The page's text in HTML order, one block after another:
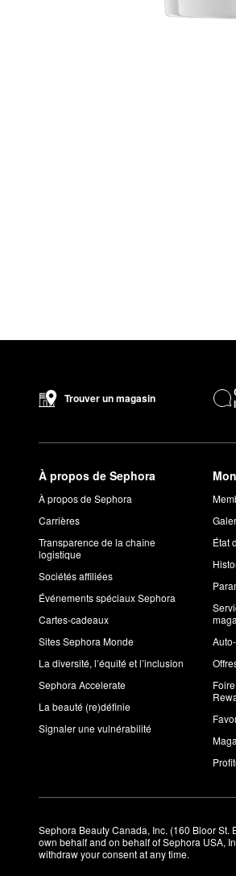
Trouver un magasin
À propos de Sephora
À propos de Sephora
Carrières
Transparence de la chaîne
logistique
Sociétés affiliées
Événements spéciaux Sephora
Cartes-cadeaux
Sites Sephora Monde
La diversité, l’équité et l’inclusion
Sephora Accelerate
La beauté (re)définie
Signaler une vulnérabilité
État
Sephora Beauty Canada, Inc. (160 Bloor St.
own behalf and on behalf of Sephora USA,
withdraw your consent at any time.